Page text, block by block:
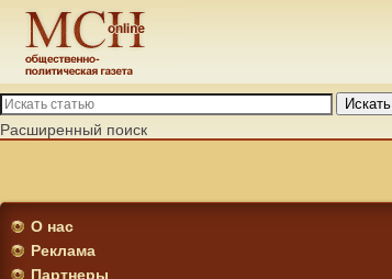
Искать
Расширенный поиск
О нас
Реклама
Партнеры